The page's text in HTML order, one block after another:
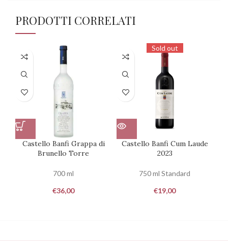
PRODOTTI CORRELATI
Castello Banfi Grappa di
Brunello Torre
700 ml
€36,00
Sold out
Castello Banfi Cum Laude
2023
750 ml Standard
€19,00